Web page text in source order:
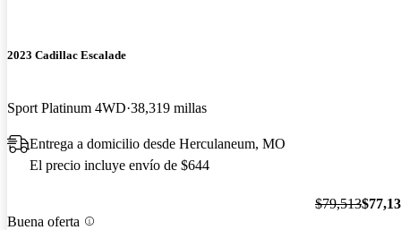
2023 Cadillac Escalade
Sport Platinum 4WD 38,319 millas
Entrega a domicilio desde Herculaneum, MO
El precio incluye envío de $644
Buena oferta
$79,513